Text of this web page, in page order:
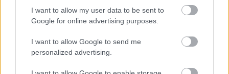
I want to allow my user data to be sent to
Google for online advertising purposes.
I want to allow Google to send me
personalized advertising.
AC MilanvsManchester United2026-08-15 18:00
ELŐZŐ MÉRKŐZÉSEK